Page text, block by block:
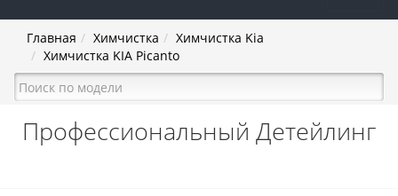
Главная Химчистка
Химчистка Kia
Химчистка KIA Picanto
Профессиональный Детейлинг